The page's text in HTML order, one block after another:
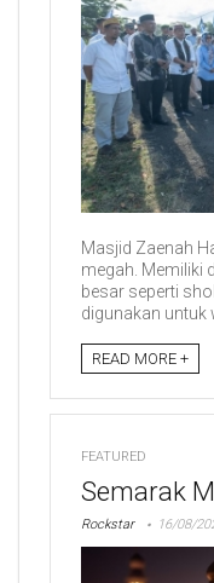
Masjid Zaenah
megah. Memiliki
besar seperti
digunakan untuk
READ MORE +
FEATURED
Semarak
Rockstar 16/08/